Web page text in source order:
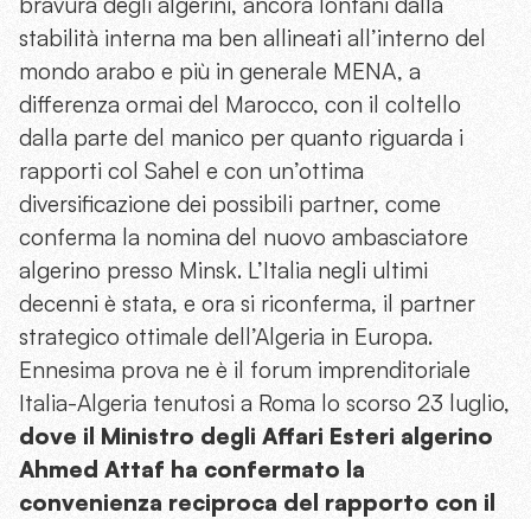
stabilità interna ma ben allineati all’interno del
mondo arabo e più in generale MENA, a
differenza ormai del Marocco, con il coltello
dalla parte del manico per quanto riguarda i
rapporti col Sahel e con un’ottima
diversificazione dei possibili partner, come
conferma la nomina del nuovo ambasciatore
algerino presso Minsk. L’Italia negli ultimi
decenni è stata, e ora si riconferma, il partner
strategico ottimale dell’Algeria in Europa.
Ennesima prova ne è il forum imprenditoriale
Italia-Algeria tenutosi a Roma lo scorso 23 luglio,
dove il Ministro degli Affari Esteri algerino
Ahmed Attaf ha confermato la
convenienza reciproca del rapporto con il